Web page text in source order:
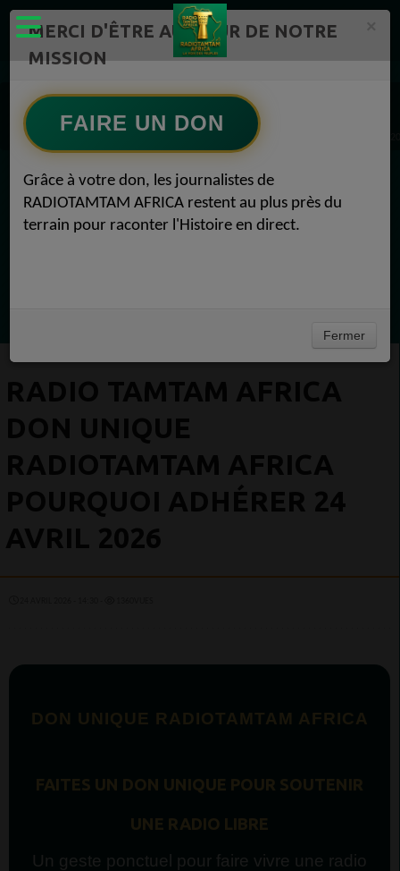
RADIOTAMTAM AFRICA TV Radio TAMTAM AFRICA 1
LIVE 24H/24 Radio TAMTAM AFRICA Pourquoi adhérer 1
Radio TAMTAM AFRICA Don unique RADIOTAMTAM AFRICA Pourquoi adhérer 24 avril
EN CE MOMENT
DON UNIQUE RADIOTAMTAM AFRICA
FAITES UN DON UNIQUE POUR SOUTENIR
UNE RADIO LIBRE
Un geste ponctuel pour faire vivre une radio
MERCI D'ÊTRE AU CŒUR DE NOTRE
MISSION
FAIRE UN DON
Grâce à votre don, les journalistes de
RADIOTAMTAM AFRICA restent au plus près du
terrain pour raconter l'Histoire en direct.
Fermer